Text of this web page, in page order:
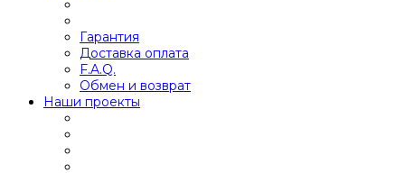
Гарантия
Доставка оплата
F.A.Q.
Обмен и возврат
Наши проекты